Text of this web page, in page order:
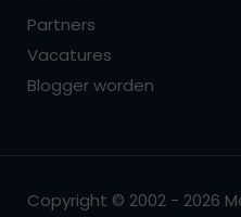
Partners
Vacatures
Blogger worden
Copyright © 2002 - 2026